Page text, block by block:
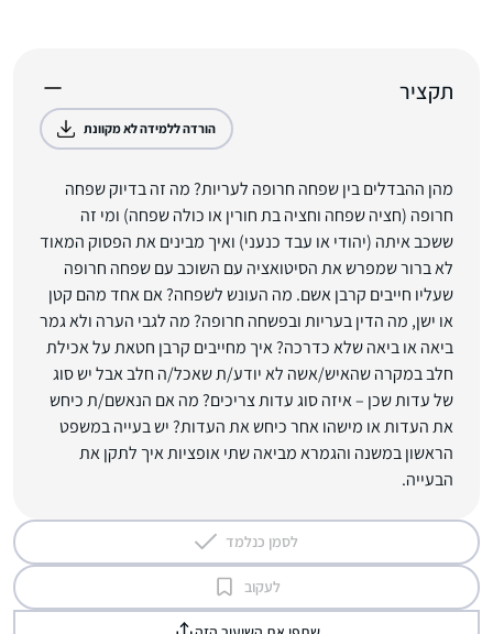
תקציר
הורדה ללמידה לא מקוונת
מהן ההבדלים בין שפחה חרופה לעריות? מה זה בדיוק שפחה
חרופה (חציה שפחה וחציה בת חורין או כולה שפחה) ומי זה
ששכב איתה (יהודי או עבד כנעני) ואיך מבינים את הפסוק המאוד
לא ברור שמפרש את הסיטואציה עם השוכב עם שפחה חרופה
שעליו חייבים קרבן אשם. מה העונש לשפחה? אם אחד מהם קטן
או ישן, מה הדין בעריות ובפשחה חרופה? מה לגבי הערה ולא גמר
ביאה או ביאה שלא כדרכה? איך מחייבים קרבן חטאת על אכילת
חלב במקרה שהאיש/אשה לא יודע/ת שאכל/ה חלב אבל יש סוג
של עדות שכן – איזה סוג עדות צריכים? מה אם הנאשם/ת כיחש
את העדות או מישהו אחר כיחש את העדות? יש בעייה במשפט
הראשון במשנה והגמרא מביאה שתי אופציות איך לתקן את
הבעייה.
לסמן כנלמד
לעקוב